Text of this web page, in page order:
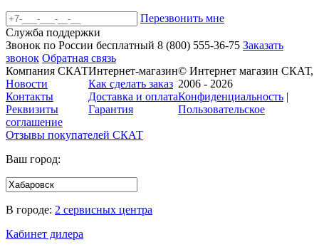
Перезвонить мне
Служба поддержки
Звонок по России бесплатный 8 (800) 555-36-75 Заказать
звонок Обратная связь
Компания СКАТ
Новости
Контакты
Реквизиты
Интернет-магазин
Как сделать заказ
Доставка и оплата
Гарантия
© Интернет магазин СКАТ,
2006 - 2026
Конфиденциальность |
Пользовательское
соглашение
Отзывы покупателей СКАТ
Ваш город:
В городе: 2 сервисных центра
Кабинет дилера